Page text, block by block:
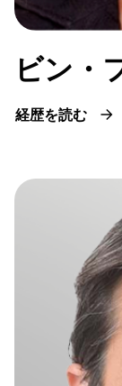
ビン・
経歴を読む